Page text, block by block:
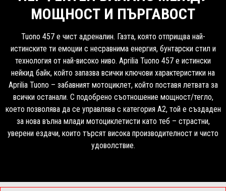
МОЩНОСТ И ПЪРГАВОСТ
Tuono 457 е чист адреналин. Газта, която отприщва най-
истинските ти емоции с несравнима енергия, бунтарски стил и
технология от най-високо ниво. Aprilia Tuono 457 е истински
нейкид байк, който запазва всички ключови характеристики на
Aprilia Tuono – забавният мотоциклет, който поставя летвата за
всички останали. С подобрено съотношение мощност/тегло,
което позволява да се управлява с категория A2, той е създаден
за нова вълна млади мотоциклетисти като теб – страстни,
уверени ездачи, които търсят висока производителност и чисто
удоволствие.